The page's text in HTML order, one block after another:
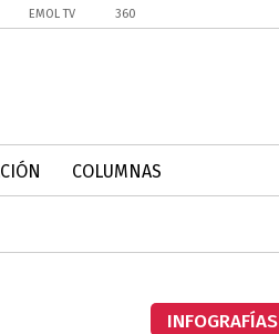
EMOL TV 360
COLUMNAS
INFOGRAFÍAS